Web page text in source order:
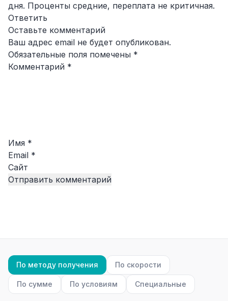
дня. Проценты средние, переплата не критичная.
Ответить
Оставьте комментарий
Ваш адрес email не будет опубликован.
Обязательные поля помечены *
Комментарий *
Имя *
Email *
Сайт
По методу получения По скорости
По сумме По условиям Специальные